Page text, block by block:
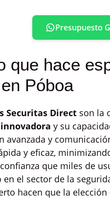
Presupuesto
que hace
Póboa
Securitas Direct son la
y su
avanzada y
y eficaz,
que miles de
en el sector de la
hacen que la